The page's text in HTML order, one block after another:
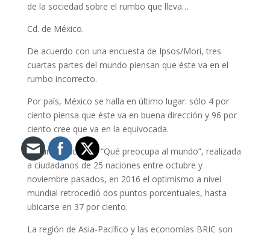
de la sociedad sobre el rumbo que lleva…
Cd. de México.
De acuerdo con una encuesta de Ipsos/Mori, tres
cuartas partes del mundo piensan que éste va en el
rumbo incorrecto.
Por país, México se halla en último lugar: sólo 4 por
ciento piensa que éste va en buena dirección y 96 por
ciento cree que va en la equivocada.
Según la encuesta “Qué preocupa al mundo”, realizada
a ciudadanos de 25 naciones entre octubre y
noviembre pasados, en 2016 el optimismo a nivel
mundial retrocedió dos puntos porcentuales, hasta
ubicarse en 37 por ciento.
La región de Asia-Pacífico y las economías BRIC son